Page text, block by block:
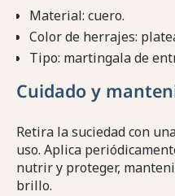
Material: cuero.
Color de herrajes:
Tipo: martingala de
Cuidado y
Retira la suciedad con
uso. Aplica
nutrir y proteger,
brillo.